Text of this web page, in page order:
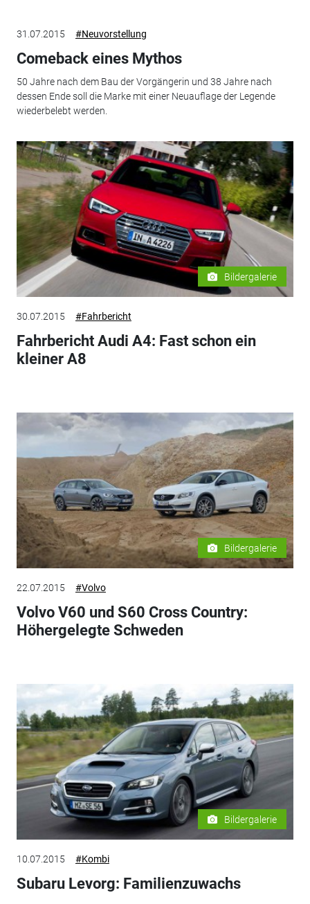
31.07.2015 #Neuvorstellung
Comeback eines Mythos
50 Jahre nach dem Bau der Vorgängerin und 38 Jahre nach
dessen Ende soll die Marke mit einer Neuauflage der Legende
wiederbelebt werden.
Bildergalerie
30.07.2015 #Fahrbericht
Fahrbericht Audi A4: Fast schon ein
kleiner A8
Bildergalerie
22.07.2015 #Volvo
Volvo V60 und S60 Cross Country:
Höhergelegte Schweden
Bildergalerie
10.07.2015 #Kombi
Subaru Levorg: Familienzuwachs